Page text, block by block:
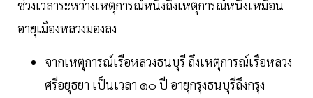
ช่วงเวลาระหว่างเหตุการณ์หนึ่งถึงเหตุการณ์หนึ่งเหมือน
อายุเมืองหลวงมองลง
จากเหตุการณ์เรือหลวงธนบุรี ถึงเหตุการณ์เรือหลวง
ศรีอยุธยา เป็นเวลา ๑๐ ปี อายุกรุงธนบุรีถึงกรุง